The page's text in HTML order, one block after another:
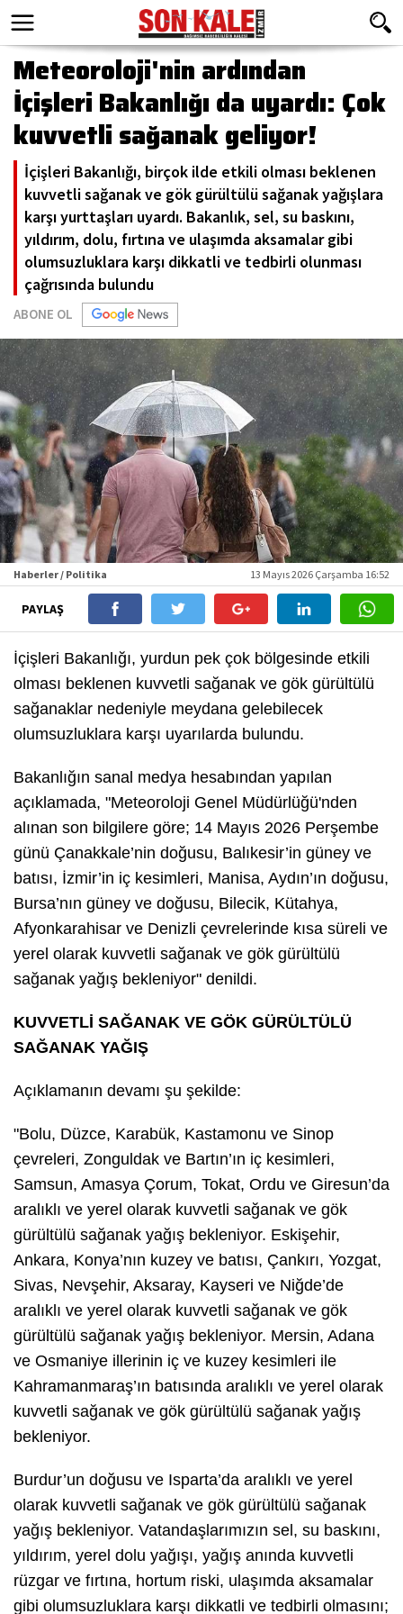
Meteoroloji'nin ardından
İçişleri Bakanlığı da uyardı: Çok
kuvvetli sağanak geliyor!
İçişleri Bakanlığı, birçok ilde etkili olması beklenen
kuvvetli sağanak ve gök gürültülü sağanak yağışlara
karşı yurttaşları uyardı. Bakanlık, sel, su baskını,
yıldırım, dolu, fırtına ve ulaşımda aksamalar gibi
olumsuzluklara karşı dikkatli ve tedbirli olunması
çağrısında bulundu
ABONE OL
Haberler / Politika 13 Mayıs 2026 Çarşamba 16:52
PAYLAŞ
İçişleri Bakanlığı, yurdun pek çok bölgesinde etkili
olması beklenen kuvvetli sağanak ve gök gürültülü
sağanaklar nedeniyle meydana gelebilecek
olumsuzluklara karşı uyarılarda bulundu.
Bakanlığın sanal medya hesabından yapılan
açıklamada, "Meteoroloji Genel Müdürlüğü'nden
alınan son bilgilere göre; 14 Mayıs 2026 Perşembe
günü Çanakkale’nin doğusu, Balıkesir’in güney ve
batısı, İzmir’in iç kesimleri, Manisa, Aydın’ın doğusu,
Bursa’nın güney ve doğusu, Bilecik, Kütahya,
Afyonkarahisar ve Denizli çevrelerinde kısa süreli ve
yerel olarak kuvvetli sağanak ve gök gürültülü
sağanak yağış bekleniyor" denildi.
KUVVETLİ SAĞANAK VE GÖK GÜRÜLTÜLÜ
SAĞANAK YAĞIŞ
Açıklamanın devamı şu şekilde:
"Bolu, Düzce, Karabük, Kastamonu ve Sinop
çevreleri, Zonguldak ve Bartın’ın iç kesimleri,
Samsun, Amasya Çorum, Tokat, Ordu ve Giresun’da
aralıklı ve yerel olarak kuvvetli sağanak ve gök
gürültülü sağanak yağış bekleniyor. Eskişehir,
Ankara, Konya’nın kuzey ve batısı, Çankırı, Yozgat,
Sivas, Nevşehir, Aksaray, Kayseri ve Niğde’de
aralıklı ve yerel olarak kuvvetli sağanak ve gök
gürültülü sağanak yağış bekleniyor. Mersin, Adana
ve Osmaniye illerinin iç ve kuzey kesimleri ile
Kahramanmaraş’ın batısında aralıklı ve yerel olarak
kuvvetli sağanak ve gök gürültülü sağanak yağış
bekleniyor.
Burdur’un doğusu ve Isparta’da aralıklı ve yerel
olarak kuvvetli sağanak ve gök gürültülü sağanak
yağış bekleniyor. Vatandaşlarımızın sel, su baskını,
yıldırım, yerel dolu yağışı, yağış anında kuvvetli
rüzgar ve fırtına, hortum riski, ulaşımda aksamalar
gibi olumsuzluklara karşı dikkatli ve tedbirli olmasını;